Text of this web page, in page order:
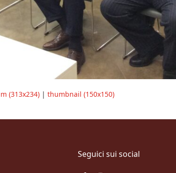
(313x234) | thumbnail (150x150)
Seguici sui social